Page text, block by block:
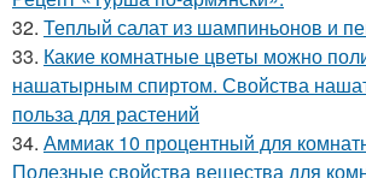
32. Теплый салат из шампиньонов и
33. Какие комнатные цветы можно
нашатырным спиртом. Свойства
польза для растений
34. Аммиак 10 процентный для
Полезные свойства вещества для